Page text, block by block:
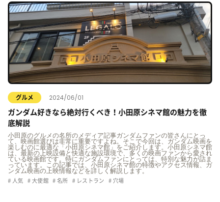
グルメ 2024/06/01
ガンダム好きなら絶対行くべき！小田原シネマ館の魅力を徹
底解説
小田原のグルメの名所のメディア記事ガンダムファンの皆さんにとっ
て、映画館選びは非常に重要ですよね。そこで今回は、ガンダム映画を
楽しむのに最適な「小田原シネマ館」をご紹介します。小田原シネマ館
は、最新の上映設備と快適な施設環境で、多くの映画ファンから愛され
ている映画館です。特にガンダムファンにとっては、特別な魅力が詰ま
っています。この記事では、小田原シネマ館の特徴やアクセス情報、ガ
ンダム映画の上映情報などを詳しく解説します。
人気 大使館 名所 レストラン 穴場